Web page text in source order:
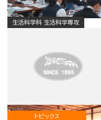
read more
生活科学科 生活科学専攻
トピックス